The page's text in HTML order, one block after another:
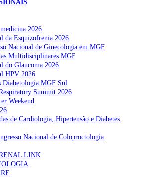
estudantes apoia famílias após diagnóstico
2026
e IPO de Lisboa reforçam cooperação em
e investigação 5 de Agosto, 2026
gestão pública ou privada para garantir
5 de Agosto, 2026
taxas a utentes que recusem vaga em
da casca de maracujá-roxo no controlo
5 de Agosto, 2026
2026
da Esquizofrenia 2026
Nacional de Ginecologia em MGF
Multidisciplinares MGF
do Glaucoma 2026
HPV 2026
Diabetologia MGF Sul
Summit 2026
Weekend
de Cardiologia, Hipertensão e Diabetes
Nacional de Coloproctologia
LINK